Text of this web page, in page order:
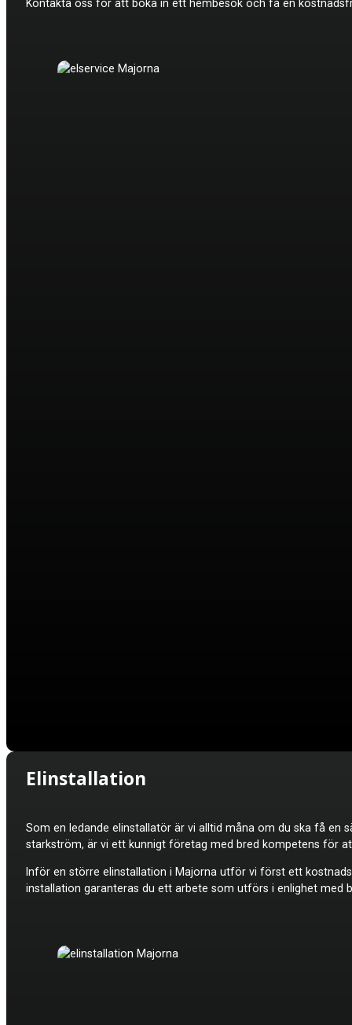
Kontakta oss för att boka in ett hembesök och få en
Elinstallation
Som en ledande elinstallatör är vi alltid måna om du ska få en
starkström, är vi ett kunnigt företag med bred kompetens för
Inför en större elinstallation i Majorna utför vi först ett
installation garanteras du ett arbete som utförs i enlighet med